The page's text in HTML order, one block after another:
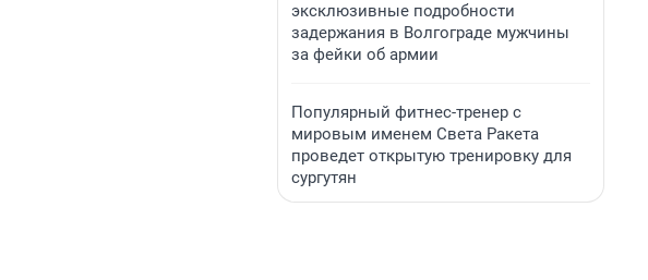
эксклюзивные подробности
задержания в Волгограде мужчины
за фейки об армии
Популярный фитнес-тренер с
мировым именем Света Ракета
проведет открытую тренировку для
сургутян